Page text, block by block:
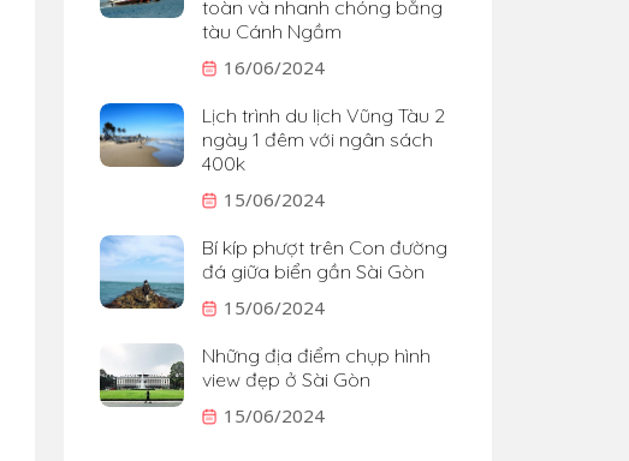
toàn và nhanh chóng bằng
tàu Cánh Ngầm
16/06/2024
Lịch trình du lịch Vũng Tàu 2
ngày 1 đêm với ngân sách
400k
15/06/2024
Bí kíp phượt trên Con đường
đá giữa biển gần Sài Gòn
15/06/2024
Những địa điểm chụp hình
view đẹp ở Sài Gòn
15/06/2024